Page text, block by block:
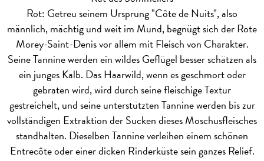
Rot: Getreu seinem Ursprung "Côte de Nuits", also
männlich, mächtig und weit im Mund, begnügt sich der Rote
Morey-Saint-Denis vor allem mit Fleisch von Charakter.
Seine Tannine werden ein wildes Geflügel besser schätzen als
ein junges Kalb. Das Haarwild, wenn es geschmort oder
gebraten wird, wird durch seine fleischige Textur
gestreichelt, und seine unterstützten Tannine werden bis zur
vollständigen Extraktion der Sucken dieses Moschusfleisches
standhalten. Dieselben Tannine verleihen einem schönen
Entrecôte oder einer dicken Rinderküste sein ganzes Relief.